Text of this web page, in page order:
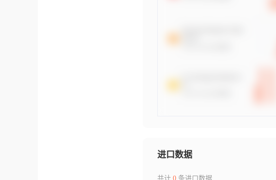
进口数据
共计 0条进口数据